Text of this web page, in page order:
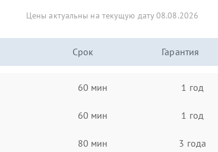
Цены актуальны на текущую дату 08.08.2026
Срок Гарантия
60 мин 1 год
60 мин 1 год
80 мин 3 года